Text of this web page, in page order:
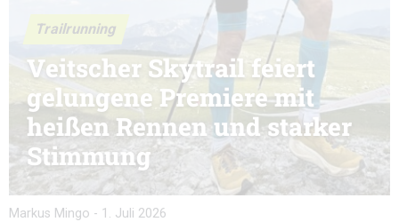
Trailrunning
Veitscher Skytrail feiert
gelungene Premiere mit
heißen Rennen und starker
Stimmung
Markus Mingo - 1. Juli 2026